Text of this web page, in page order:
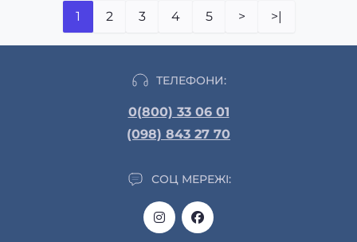
1 2 3 4 5 > >|
ТЕЛЕФОНИ:
0(800) 33 06 01
(098) 843 27 70
СОЦ МЕРЕЖІ: